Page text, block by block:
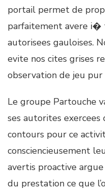
portail permet de
parfaitement avere i�
autorisees gauloises.
evite nos cites grises
observation de jeu
Le groupe Partouche
ses autorites
contours pour ce
consciencieusement
avertis proactive argue
du prestation ce que